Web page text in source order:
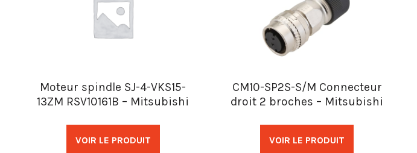
Moteur spindle SJ-4-VKS15-
13ZM RSV10161B – Mitsubishi
VOIR LE PRODUIT
CM10-SP2S-S/M Connecteur
droit 2 broches – Mitsubishi
VOIR LE PRODUIT